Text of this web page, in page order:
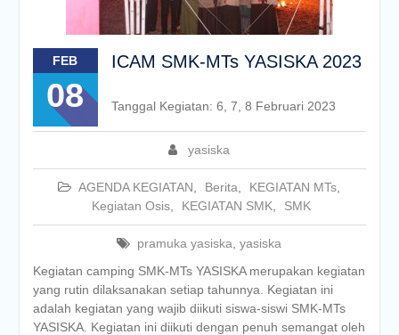
FEB
08
ICAM SMK-MTs YASISKA 2023
yasiska
AGENDA KEGIATAN Berita KEGIATAN MTs
Kegiatan Osis
KEGIATAN SMK SMK
pramuka yasiska ,yasiska
Tanggal Kegiatan: 6, 7, 8 Februari 2023
Kegiatan camping SMK-MTs YASISKA merupakan kegiatan
yang rutin dilaksanakan setiap tahunnya. Kegiatan ini
adalah kegiatan yang wajib diikuti siswa-siswi SMK-MTs
YASISKA. Kegiatan ini diikuti dengan penuh semangat oleh